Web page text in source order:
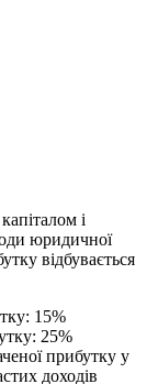
і
юридичної
відбувається
15%
25%
прибутку у
доходів